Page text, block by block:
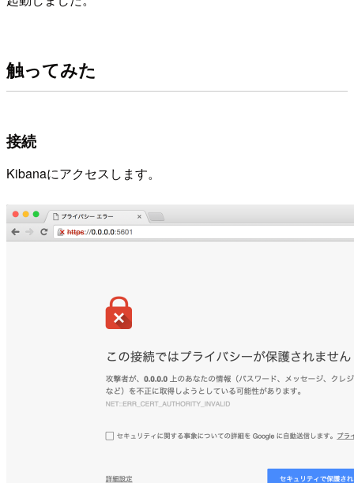
触ってみた
接続
Kibanaにアクセスします。